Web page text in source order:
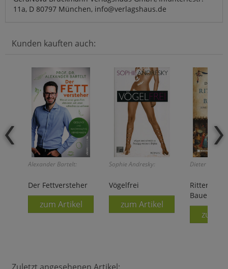
11a, D 80797 München, info@verlagshaus.de
Kunden kauften auch:
Alexander Bartelt:
Der Fettversteher
zum Artikel
Sophie Andresky:
Vögelfrei
zum Artikel
Dieter
Ritter,
Bauersleut
zum